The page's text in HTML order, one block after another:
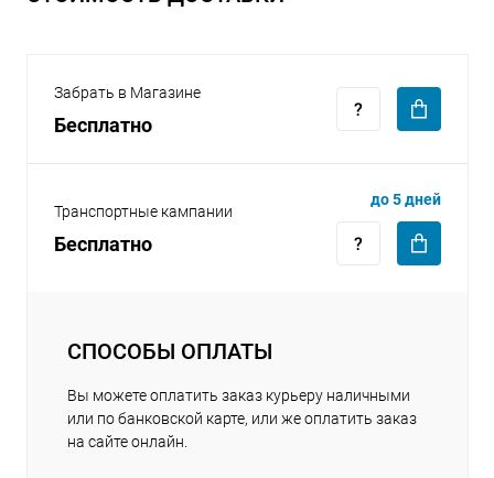
Забрать в Магазине
Бесплатно
Транспортные кампании
Бесплатно
до 5 дней
СПОСОБЫ ОПЛАТЫ
Вы можете оплатить заказ курьеру наличными
или по банковской карте, или же оплатить заказ
на сайте онлайн.
раз в 2 недели